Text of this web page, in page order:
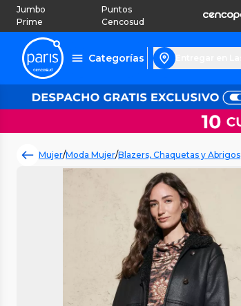
Jumbo
Prime
Puntos
Cencosud
Categorías
Mujer/Moda Mujer/Blazers, Chaquetas y Abrigos